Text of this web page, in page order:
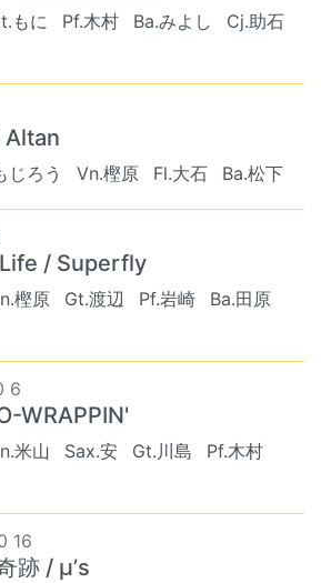
もに Pf.木村 Ba.みよし
Cj.助石
Altan
じろう Vn.樫原 Fl.大石 Ba.松下
/ Superfly
樫原 Gt.渡辺 Pf.岩崎
Ba.田原
6
WRAPPIN'
米山 Sax.安 Gt.川島
Pf.木村
16
跡 / μ’s